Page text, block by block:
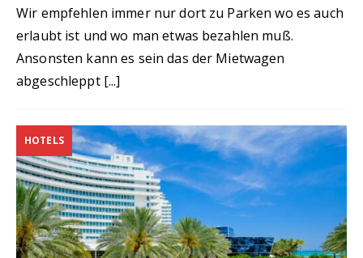
Wir empfehlen immer nur dort zu Parken wo es auch
erlaubt ist und wo man etwas bezahlen muß.
Ansonsten kann es sein das der Mietwagen
abgeschleppt [...]
HOTELS